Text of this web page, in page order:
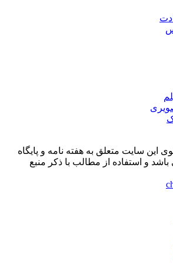
این سایت متعلق به هفته نامه و پایگاه
و استفاده از مطالب با ذکر منبع